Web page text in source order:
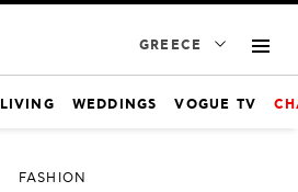
GREECE
LIVING WEDDINGS VOGUE TV
FASHION